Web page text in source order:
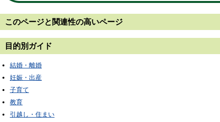
このページと 関連性の高いページ
目的別ガイド
結婚・離婚
妊娠・出産
子育て
教育
引越し・住まい